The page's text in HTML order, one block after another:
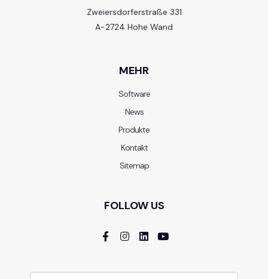
Zweiersdorferstraße 331
A-2724 Hohe Wand
MEHR
Software
News
Produkte
Kontakt
Sitemap
FOLLOW US